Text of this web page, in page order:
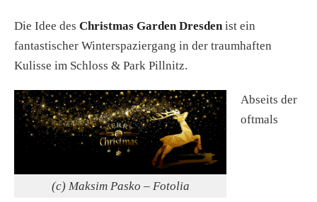
Die Idee des Christmas Garden Dresden ist ein
fantastischer Winterspaziergang in der traumhaften
Kulisse im Schloss & Park Pillnitz.
(c) Maksim Pasko – Fotolia
Abseits der
oftmals